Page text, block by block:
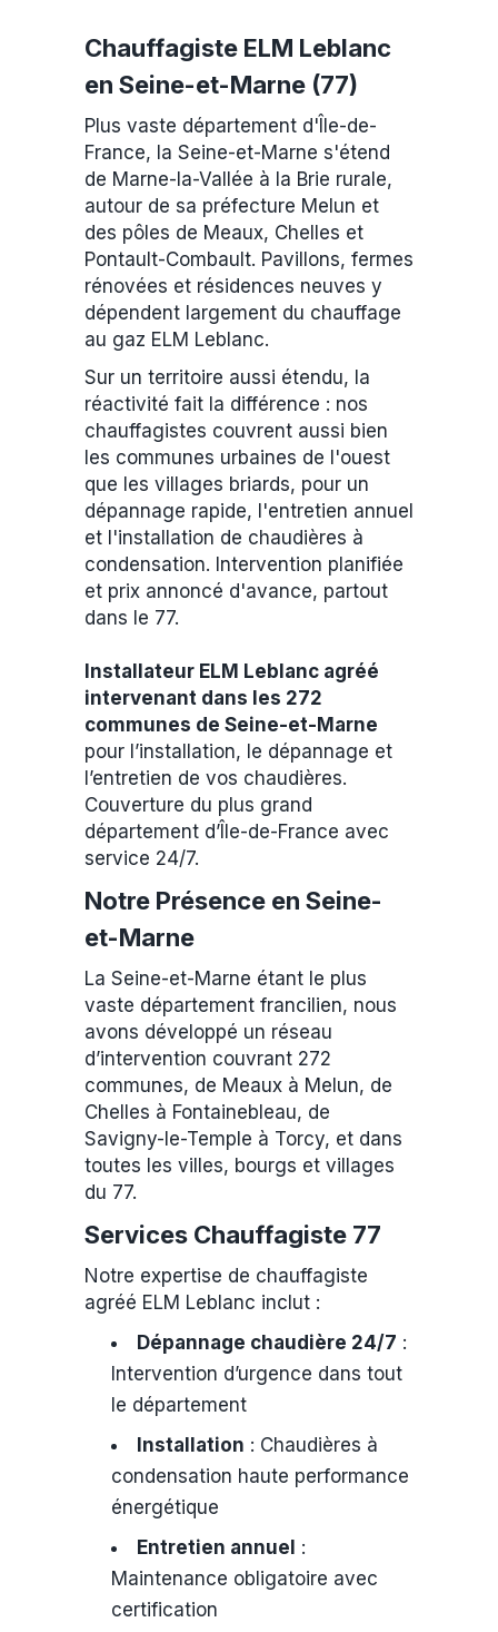
Chauffagiste ELM Leblanc
en Seine-et-Marne (77)
Plus vaste département d'Île-de-
France, la Seine-et-Marne s'étend
de Marne-la-Vallée à la Brie rurale,
autour de sa préfecture Melun et
des pôles de Meaux, Chelles et
Pontault-Combault. Pavillons, fermes
rénovées et résidences neuves y
dépendent largement du chauffage
au gaz ELM Leblanc.
Sur un territoire aussi étendu, la
réactivité fait la différence : nos
chauffagistes couvrent aussi bien
les communes urbaines de l'ouest
que les villages briards, pour un
dépannage rapide, l'entretien annuel
et l'installation de chaudières à
condensation. Intervention planifiée
et prix annoncé d'avance, partout
dans le 77.
Installateur ELM Leblanc agréé
intervenant dans les 272
communes de Seine-et-Marne
pour l’installation, le dépannage et
l’entretien de vos chaudières.
Couverture du plus grand
département d’Île-de-France avec
service 24/7.
Notre Présence en Seine-
et-Marne
La Seine-et-Marne étant le plus
vaste département francilien, nous
avons développé un réseau
d’intervention couvrant 272
communes, de Meaux à Melun, de
Chelles à Fontainebleau, de
Savigny-le-Temple à Torcy, et dans
toutes les villes, bourgs et villages
du 77.
Services Chauffagiste 77
Notre expertise de chauffagiste
agréé ELM Leblanc inclut :
Dépannage chaudière 24/7 :
Intervention d’urgence dans tout
le département
Installation : Chaudières à
condensation haute performance
énergétique
Entretien annuel :
Maintenance obligatoire avec
certification